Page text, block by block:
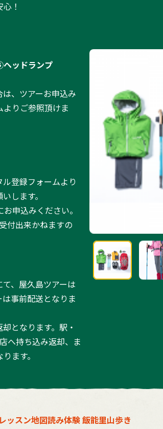
！
ッドランプ
、ツアーお申込み
りご参照頂けま
登録フォームより
します。
申込みください。
付出来かねますの
、屋久島ツアーは
事前配送となりま
となります。駅・
へ持ち込み返却、ま
ます。
ッスン地図読み体験 飯能里山歩き